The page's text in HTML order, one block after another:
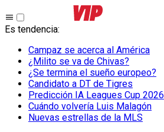
Es tendencia:
Campaz se acerca al América
¿Milito se va de Chivas?
¿Se termina el sueño europeo?
Candidato a DT de Tigres
Predicción IA Leagues Cup 2026
Cuándo volvería Luis Malagón
Nuevas estrellas de la MLS